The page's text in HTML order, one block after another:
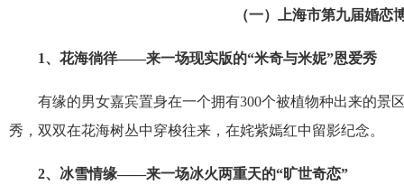
（一）上海市第九届婚恋
1、花海徜徉——来一场现实版的“米奇与米妮”恩爱秀
有缘的男女嘉宾置身在一个拥有300个被植物种出来的景
秀，双双在花海树丛中穿梭往来，在姹紫嫣红中留影纪念。
2、冰雪情缘——来一场冰火两重天的“旷世奇恋”